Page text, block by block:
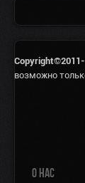
возможно
О НАС